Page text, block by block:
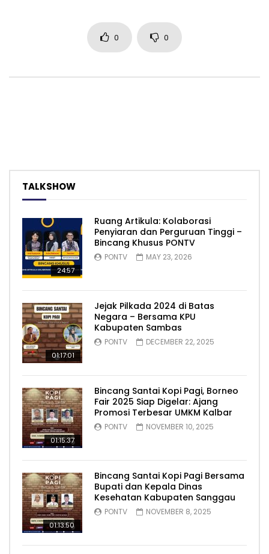
0 0
TALKSHOW
24:57
Ruang Artikula: Kolaborasi
Penyiaran dan Perguruan Tinggi –
Bincang Khusus PONTV
PONTV MAY 23, 2026
01:17:01
Jejak Pilkada 2024 di Batas
Negara – Bersama KPU
Kabupaten Sambas
PONTV DECEMBER 22, 2025
01:15:37
Bincang Santai Kopi Pagi, Borneo
Fair 2025 Siap Digelar: Ajang
Promosi Terbesar UMKM Kalbar
PONTV NOVEMBER 10, 2025
01:13:50
Bincang Santai Kopi Pagi Bersama
Bupati dan Kepala Dinas
Kesehatan Kabupaten Sanggau
PONTV NOVEMBER 8, 2025